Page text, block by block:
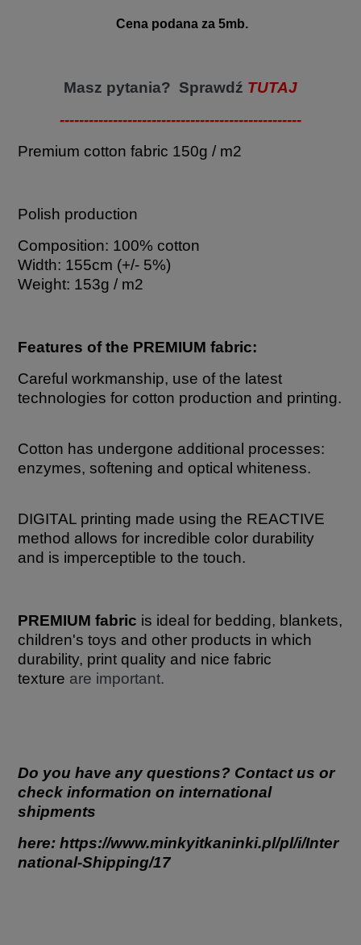
Cena podana za 5mb.
Masz pytania? Sprawdź TUTAJ
--------------------------------------------------
Premium cotton fabric 150g / m2
Polish production
Composition: 100% cotton
Width: 155cm (+/- 5%)
Weight: 153g / m2
Features of the PREMIUM fabric:
Careful workmanship, use of the latest
technologies for cotton production and printing.
Cotton has undergone additional processes:
enzymes, softening and optical whiteness.
DIGITAL printing made using the REACTIVE
method allows for incredible color durability
and is imperceptible to the touch.
PREMIUM fabric is ideal for bedding, blankets,
children's toys and other products in which
durability, print quality and nice fabric
texture are important.
Do you have any questions? Contact us or
check information on international
shipments
here: https://www.minkyitkaninki.pl/pl/i/Inter
national-Shipping/17